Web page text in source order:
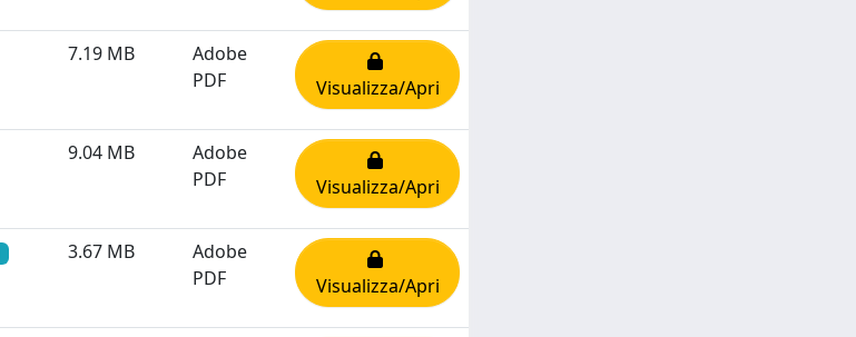
7.19 MB
Adobe
PDF
Visualizza/Apri
9.04 MB
Adobe
PDF
Visualizza/Apri
3.67 MB
Adobe
PDF
Visualizza/Apri